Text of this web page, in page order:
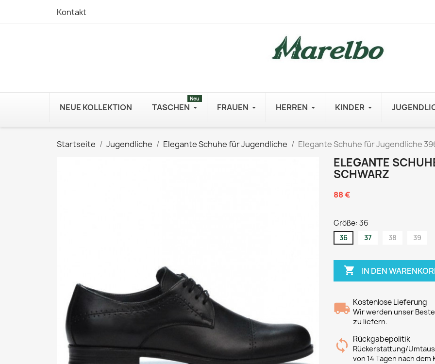
Kontakt
NEUE KOLLEKTION TASCHEN
Neu
FRAUEN HERREN KINDER
Startseite Jugendliche Elegante Schuhe für Jugendliche Elegante Schuhe für Jugendliche
ELEGANTE
SCHWARZ
88 €
Größe: 36
36 37 38 39
 IN DEN
Kostenlose Lieferung
Wir werden unser
zu liefern.
Rückgabepolitik
Rückerstattung/
von 14 Tagen nach dem